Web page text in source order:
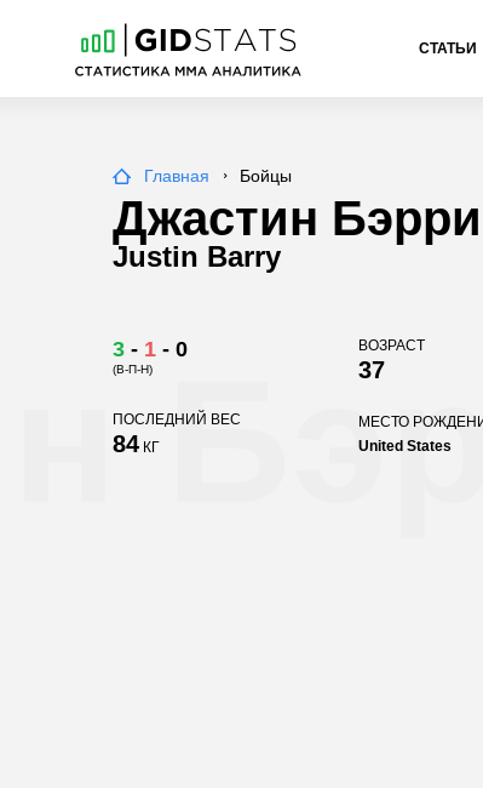
СТАТЬИ
Главная Бойцы
Джастин Бэрри
Justin Barry
3 - 1 - 0
(В-П-Н)
ВОЗРАСТ
37
ПОСЛЕДНИЙ ВЕС
84 КГ
МЕСТО
United States